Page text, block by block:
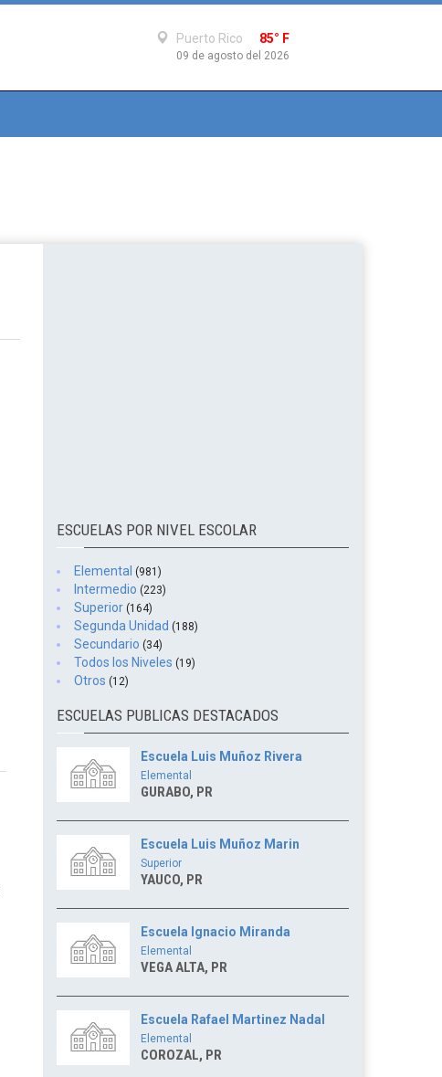
Puerto Rico 85° F
09 de agosto del 2026
ESCUELAS POR NIVEL ESCOLAR
Elemental (981)
Intermedio (223)
Superior (164)
Segunda Unidad (188)
Secundario (34)
Todos los Niveles (19)
Otros (12)
ESCUELAS PUBLICAS DESTACADOS
Escuela Luis Muñoz Rivera
Elemental
GURABO, PR
Escuela Luis Muñoz Marin
Superior
YAUCO, PR
Escuela Ignacio Miranda
Elemental
VEGA ALTA, PR
Escuela Rafael Martinez Nadal
Elemental
COROZAL, PR